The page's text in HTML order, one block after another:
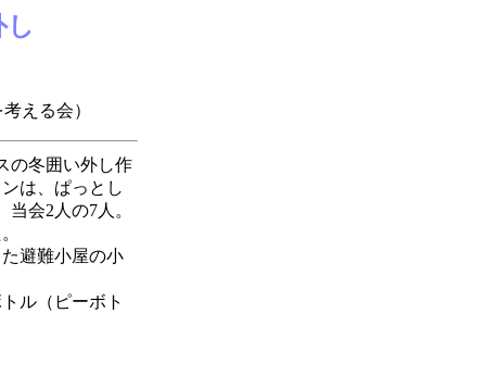
し
会）
の冬囲い外し作
は、ぱっとし
会2人の7人。
避難小屋の小
ル（ピーボト